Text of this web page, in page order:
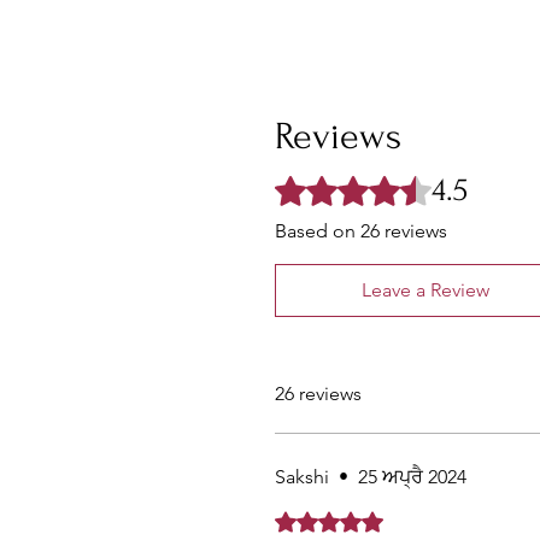
Reviews
Rated 4.5 out of 5 stars.
4.5
Based on 26 reviews
Leave a Review
26 reviews
Sakshi • 25 ਅਪ੍ਰੈ 2024
Rated 5 out of 5 stars.